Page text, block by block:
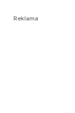
Reklama